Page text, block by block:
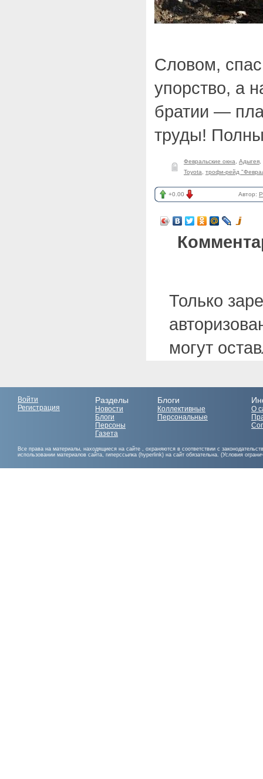
Словом,
упорство, а
братии —
труды!
Февральские окна Адыгея
Toyota
трофи-рейд
+0.00 Автор:
Только
могут
Войти
Регистрация
Разделы
Новости
Блоги
Персоны
Газета
Блоги
Коллективные
Персональные
О
Все права на материалы, находящиеся на сайте , охраняются в соответствии с
использовании материалов сайта, гиперссылка (hyperlink) на сайт обязательна. (Условия